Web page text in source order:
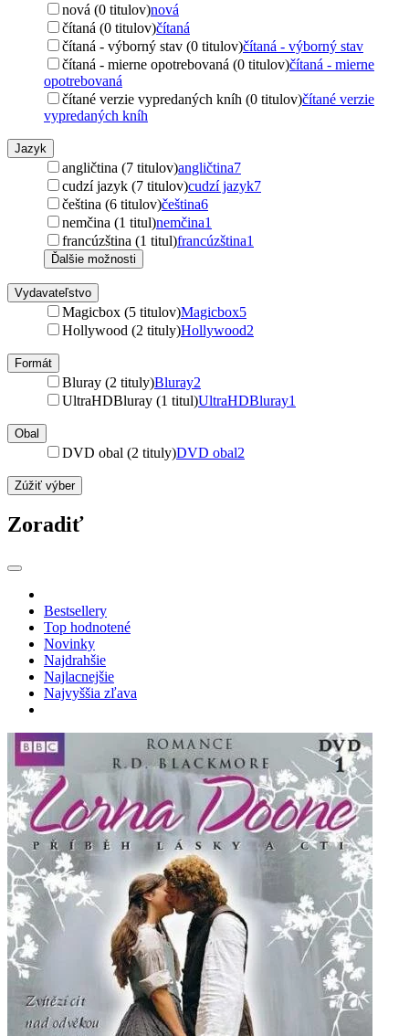
nová (0 titulov)nová
čítaná (0 titulov)čítaná
čítaná - výborný stav (0 titulov)čítaná - výborný stav
čítaná - mierne opotrebovaná (0 titulov)čítaná - mierne
opotrebovaná
čítané verzie vypredaných kníh (0 titulov)čítané verzie
vypredaných kníh
Jazyk
angličtina (7 titulov)angličtina7
cudzí jazyk (7 titulov)cudzí jazyk7
čeština (6 titulov)čeština6
nemčina (1 titul)nemčina1
francúzština (1 titul)francúzština1
Ďalšie možnosti
Vydavateľstvo
Magicbox (5 titulov)Magicbox5
Hollywood (2 tituly)Hollywood2
Formát
Bluray (2 tituly)Bluray2
UltraHDBluray (1 titul)UltraHDBluray1
Obal
DVD obal (2 tituly)DVD obal2
Zúžiť výber
Zoradiť
Bestsellery
Top hodnotené
Novinky
Najdrahšie
Najlacnejšie
Najvyššia zľava